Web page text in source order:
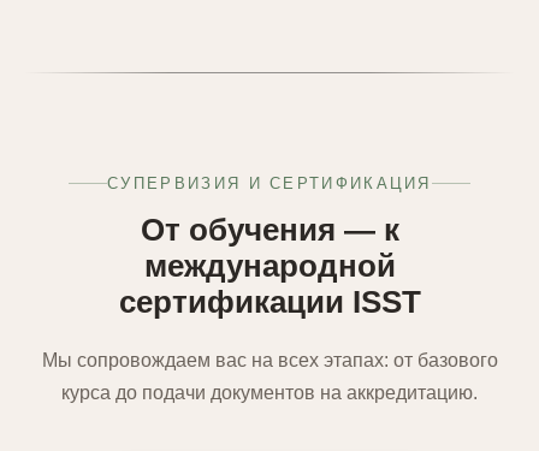
СУПЕРВИЗИЯ И СЕРТИФИКАЦИЯ
От обучения — к
международной
сертификации ISST
Мы сопровождаем вас на всех этапах: от базового
курса до подачи документов на аккредитацию.